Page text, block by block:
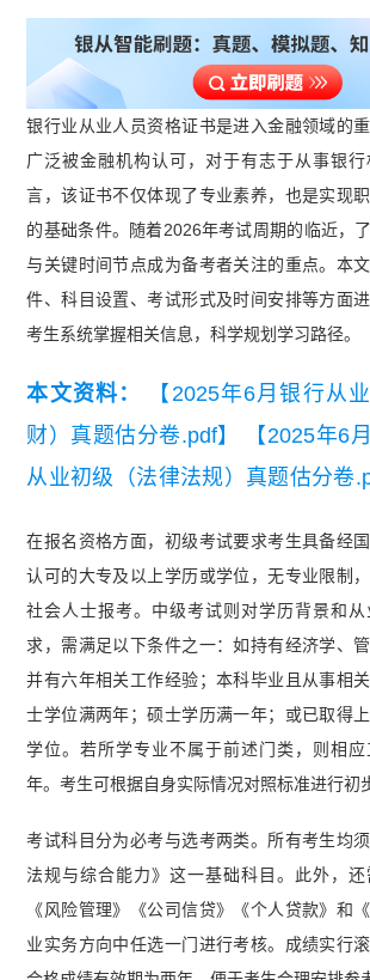
银行业从业人员资格证书是进入金融领域的重
广泛被金融机构认可，对于有志于从事银
言，该证书不仅体现了专业素养，也是实现
的基础条件。随着2026年考试周期的临近，
与关键时间节点成为备考者关注的重点。本
件、科目设置、考试形式及时间安排等方面
考生系统掌握相关信息，科学规划学习路径。
本文资料：
【2025年6月银行从
财）真题估分卷.pdf】
【2025年6
从业初级（法律法规）真题估分卷
在报名资格方面，初级考试要求考生具备经
认可的大专及以上学历或学位，无专业限制
社会人士报考。中级考试则对学历背景和
求，需满足以下条件之一：如持有经济学、
并有六年相关工作经验；本科毕业且从事相
士学位满两年；硕士学历满一年；或已取得
学位。若所学专业不属于前述门类，则相
年。考生可根据自身实际情况对照标准进行初
考试科目分为必考与选考两类。所有考生均
法规与综合能力》这一基础科目。此外，还
《风险管理》《公司信贷》《个人贷款》和
业实务方向中任选一门进行考核。成绩实行